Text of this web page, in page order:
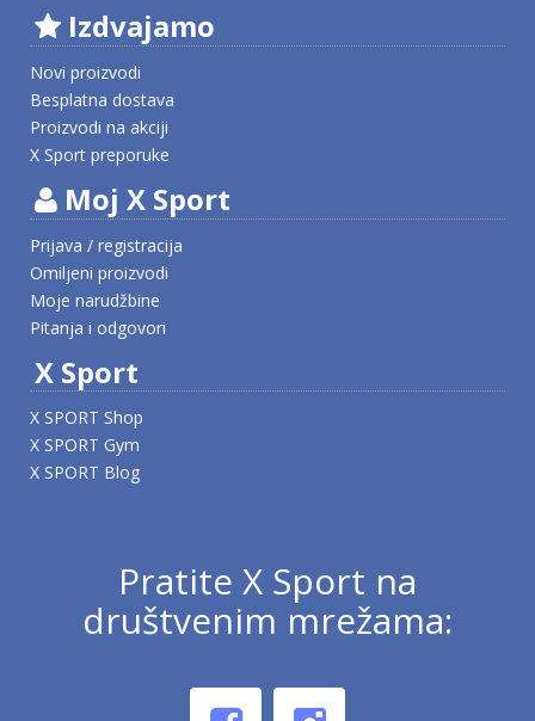
Izdvajamo
Novi proizvodi
Besplatna dostava
Proizvodi na akciji
X Sport preporuke
Moj X Sport
Prijava / registracija
Omiljeni proizvodi
Moje narudžbine
Pitanja i odgovori
X Sport
X SPORT Shop
X SPORT Gym
X SPORT Blog
Pratite X Sport na
društvenim mrežama: